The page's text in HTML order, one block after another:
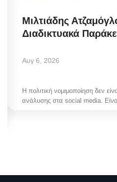
Μιλτιάδης
Διαδικτυακά
Αυγ 6, 2026
Η πολιτική νομιμοποίηση δεν
ανάλυσης στα social media.